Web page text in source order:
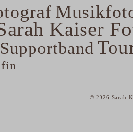
Kaiser
Supportband
© 2026 Sarah